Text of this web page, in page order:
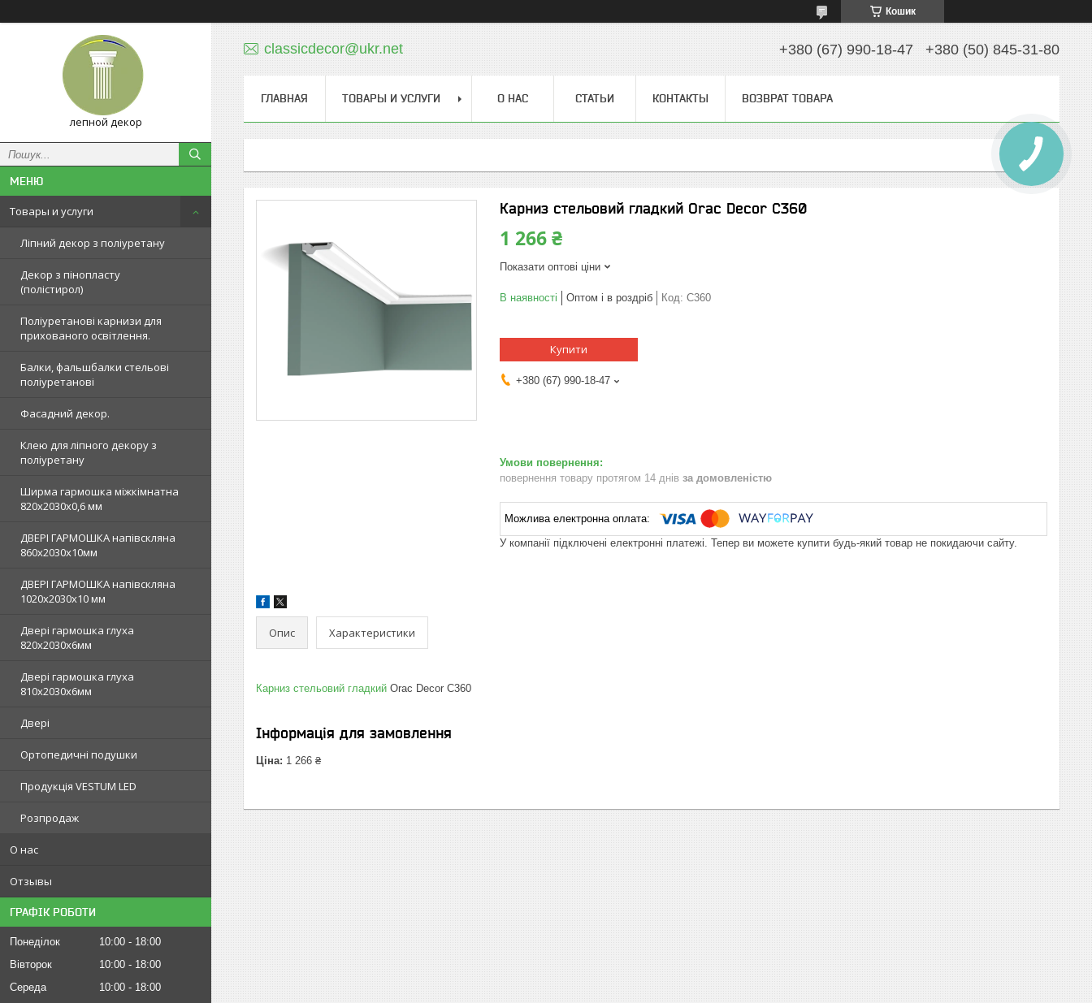
Кошик
лепной декор
Товары и услуги
Ліпний декор з поліуретану
Декор з пінопласту
(полістирол)
Поліуретанові карнизи для
прихованого освітлення.
Балки, фальшбалки стельові
поліуретанові
Фасадний декор.
Клею для ліпного декору з
поліуретану
Ширма гармошка міжкімнатна
820х2030х0,6 мм
ДВЕРІ ГАРМОШКА напівскляна
860х2030х10мм
ДВЕРІ ГАРМОШКА напівскляна
1020х2030x10 мм
Двері гармошка глуха
820х2030х6мм
Двері гармошка глуха
810х2030х6мм
Двері
Ортопедичні подушки
Продукція VESTUM LED
Розпродаж
О нас
Отзывы
ГРАФІК РОБОТИ
Понеділок 10:00
18:00
Вівторок
10:00
18:00
Середа
10:00
18:00
classicdecor@ukr.net +380 (67) 990-18-47 +380 (50) 845-31-80
ГЛАВНАЯ ТОВАРЫ И УСЛУГИ О НАС СТАТЬИ КОНТАКТЫ ВОЗВРАТ ТОВАРА
Карниз стельовий гладкий Orac Decor C360
1 266 ₴
Показати оптові ціни
В наявності Оптом і в роздріб Код: C360
Купити
+380 (67) 990-18-47
повернення товару протягом 14 днів за домовленістю
У компанії підключені електронні платежі. Тепер ви можете купити будь-який товар не покидаючи сайту.
Опис Характеристики
Карниз стельовий гладкий Orac Decor C360
Інформація для замовлення
Ціна: 1 266 ₴